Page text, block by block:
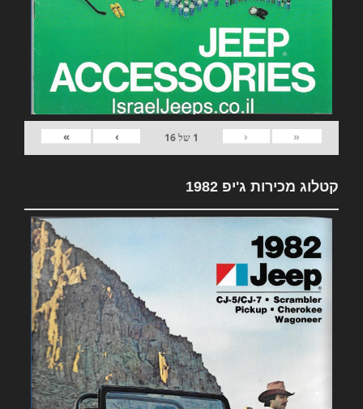
«
‹
1 של16
›
»
קטלוג מכירות ג'יפ 1982